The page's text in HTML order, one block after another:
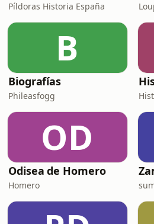
Píldoras Historia España
B
Biografías
Phileasfogg
OD
Odisea de Homero
Homero